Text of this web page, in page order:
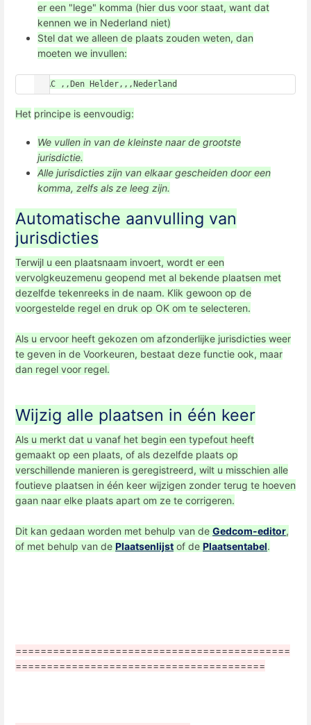
er een "lege" komma (hier dus voor staat, want dat
kennen we in Nederland niet)
Stel dat we alleen de plaats zouden weten, dan
moeten we invullen:
PLAC ,,Den Helder,,,Nederland
Het principe is eenvoudig:
We vullen in van de kleinste naar de grootste
jurisdictie.
Alle jurisdicties zijn van elkaar gescheiden door een
komma, zelfs als ze leeg zijn.
Automatische aanvulling van
jurisdicties
Terwijl u een plaatsnaam invoert, wordt er een
vervolgkeuzemenu geopend met al bekende plaatsen met
dezelfde tekenreeks in de naam. Klik gewoon op de
voorgestelde regel en druk op OK om te selecteren.
Als u ervoor heeft gekozen om afzonderlijke jurisdicties weer
te geven in de Voorkeuren, bestaat deze functie ook, maar
dan regel voor regel.
Wijzig alle plaatsen in één keer
Als u merkt dat u vanaf het begin een typefout heeft
gemaakt op een plaats, of als dezelfde plaats op
verschillende manieren is geregistreerd, wilt u misschien alle
foutieve plaatsen in één keer wijzigen zonder terug te hoeven
gaan naar elke plaats apart om ze te corrigeren.
Dit kan gedaan worden met behulp van de Gedcom-editor,
of met behulp van de Plaatsenlijst of de Plaatsentabel.
============================================
========================================